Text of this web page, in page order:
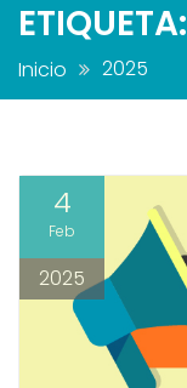
ETIQUETA:
Inicio 2025
4
Feb
2025